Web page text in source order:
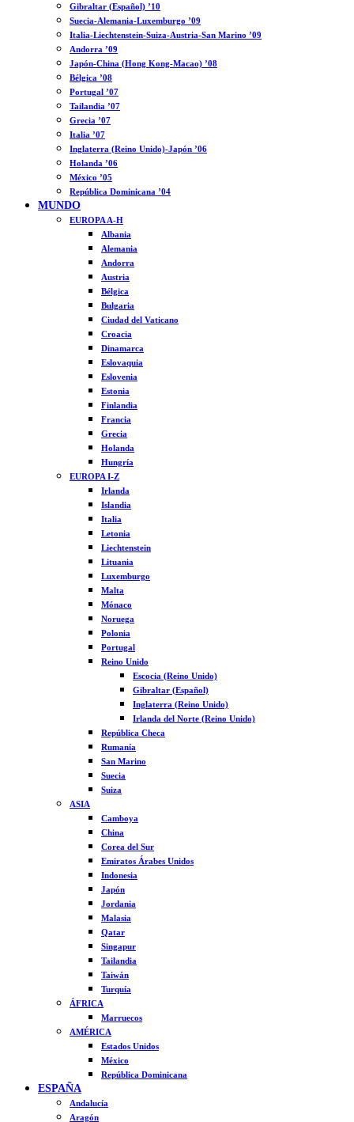
Gibraltar (Español) ’10
Suecia-Alemania-Luxemburgo ’09
Italia-Liechtenstein-Suiza-Austria-San Marino ’09
Andorra ’09
Japón-China (Hong Kong-Macao) ’08
Bélgica ’08
Portugal ’07
Tailandia ’07
Grecia ’07
Italia ’07
Inglaterra (Reino Unido)-Japón ’06
Holanda ’06
México ’05
República Dominicana ’04
MUNDO
EUROPA A-H
Albania
Alemania
Andorra
Austria
Bélgica
Bulgaria
Ciudad del Vaticano
Croacia
Dinamarca
Eslovaquia
Eslovenia
Estonia
Finlandia
Francia
Grecia
Holanda
Hungría
EUROPA I-Z
Irlanda
Islandia
Italia
Letonia
Liechtenstein
Lituania
Luxemburgo
Malta
Mónaco
Noruega
Polonia
Portugal
Reino Unido
Escocia (Reino Unido)
Gibraltar (Español)
Inglaterra (Reino Unido)
Irlanda del Norte (Reino Unido)
República Checa
Rumanía
San Marino
Suecia
Suiza
ASIA
Camboya
China
Corea del Sur
Emiratos Árabes Unidos
Indonesia
Japón
Jordania
Malasia
Qatar
Singapur
Tailandia
Taiwán
Turquía
ÁFRICA
Marruecos
AMÉRICA
Estados Unidos
México
República Dominicana
ESPAÑA
Andalucía
Aragón